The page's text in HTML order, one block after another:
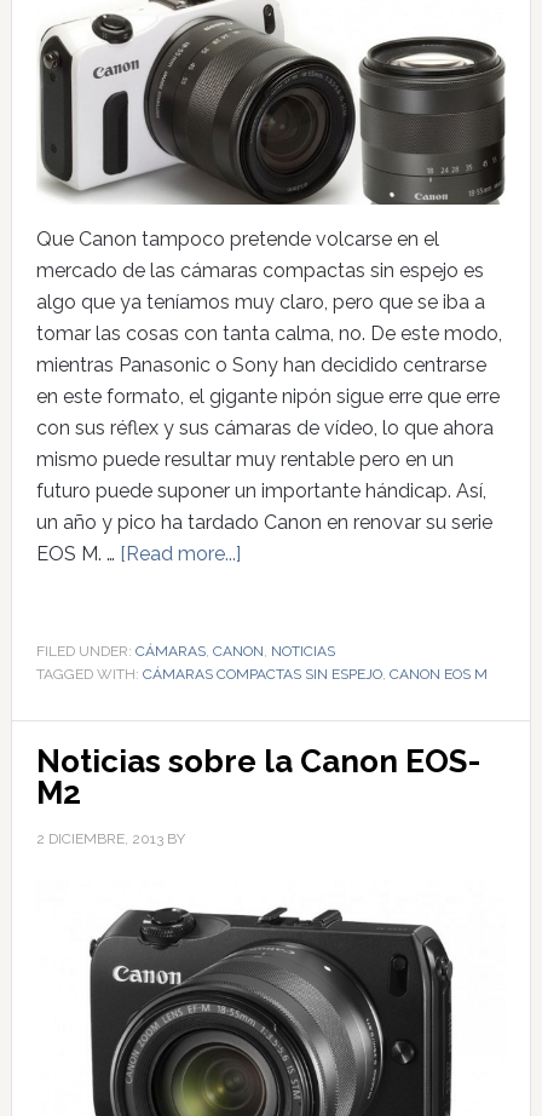
Que Canon tampoco pretende volcarse en el
mercado de las cámaras compactas sin espejo es
algo que ya teníamos muy claro, pero que se iba a
tomar las cosas con tanta calma, no. De este modo,
mientras Panasonic o Sony han decidido centrarse
en este formato, el gigante nipón sigue erre que erre
con sus réflex y sus cámaras de vídeo, lo que ahora
mismo puede resultar muy rentable pero en un
futuro puede suponer un importante hándicap. Así,
un año y pico ha tardado Canon en renovar su serie
EOS M. … [Read more...]
FILED UNDER: CÁMARAS, CANON, NOTICIAS
TAGGED WITH: CÁMARAS COMPACTAS SIN ESPEJO, CANON EOS M
Noticias sobre la Canon EOS-
M2
2 DICIEMBRE, 2013BY